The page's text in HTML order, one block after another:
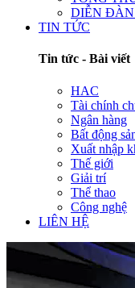
DIỄN
TIN TỨC
Tin tức - Bài viết
HAC
Tài chính
Ngân hàng
Bất động
Xuất nhập
Thế giới
Giải trí
Thể thao
Công nghệ
LIÊN HỆ